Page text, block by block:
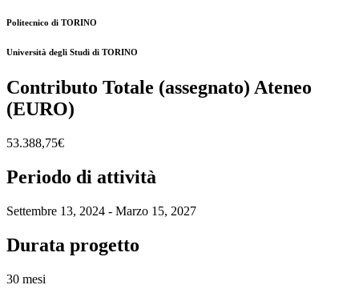
Politecnico di TORINO
Università degli Studi di TORINO
Contributo Totale (assegnato) Ateneo
(EURO)
53.388,75€
Periodo di attività
Settembre 13, 2024 - Marzo 15, 2027
Durata progetto
30 mesi